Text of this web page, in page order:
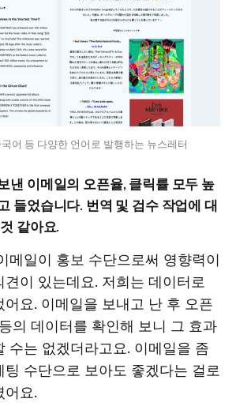
어 등 다양한 언어로 발행하는 뉴스레터
낸 이메일의 오픈율, 클릭률 모두 높
들었습니다. 번역 및 검수 작업에 대
같아요.
메일이 홍보 수단으로써 영향력이
견이 있는데요. 저희는 데이터로
어요. 이메일을 보내고 난 후 오픈
의 데이터를 확인해 보니 그 효과
수는 없겠더라고요. 이메일을 좀
팅 수단으로 보아도 좋겠다는 걸로
어요.